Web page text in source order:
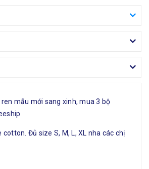
mẫu mới sang xinh, mua 3 bộ
cotton. Đủ size S, M, L, XL nha các chị